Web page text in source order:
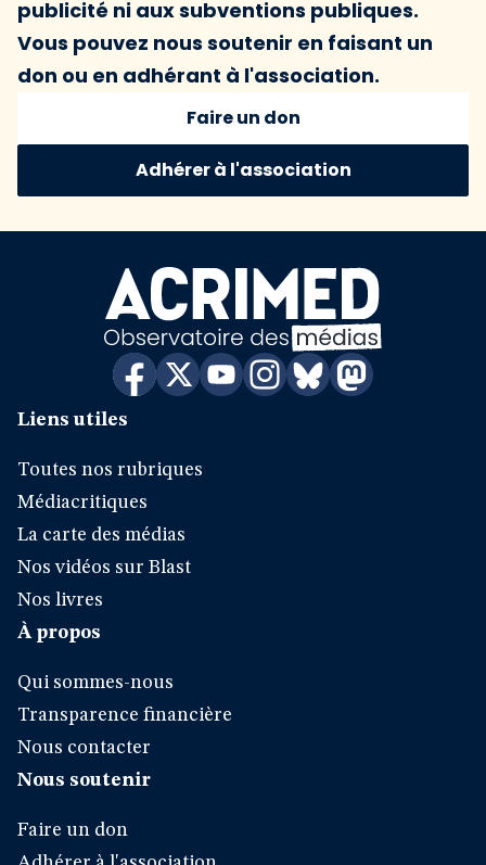
publicité ni aux subventions publiques.
Vous pouvez nous soutenir en faisant un
don ou en adhérant à l'association.
Faire un don
Adhérer à l'association
Liens utiles
Toutes nos rubriques
Médiacritiques
La carte des médias
Nos vidéos sur Blast
Nos livres
À propos
Qui sommes-nous
Transparence financière
Nous contacter
Nous soutenir
Faire un don